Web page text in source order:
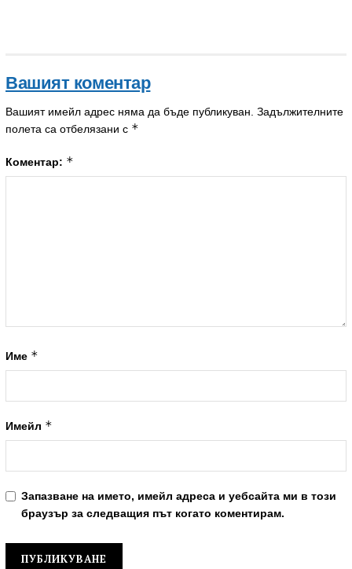
Вашият коментар
Вашият имейл адрес няма да бъде публикуван. Задължителните
полета са отбелязани с *
Коментар: *
Име *
Имейл *
Запазване на името, имейл адреса и уебсайта ми в този
браузър за следващия път когато коментирам.